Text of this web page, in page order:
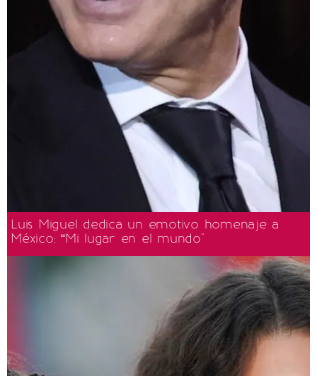
Luis Miguel dedica un emotivo homenaje a
México: “Mi lugar en el mundo"